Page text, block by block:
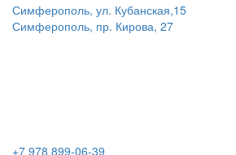
Симферополь, ул. Кубанская,15
Симферополь, пр. Кирова, 27
+7 978 899-06-39